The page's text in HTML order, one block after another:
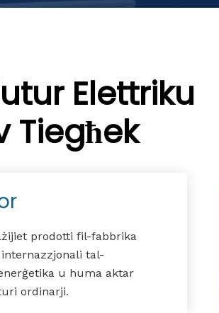
Elettriku
Tiegħek
prodotti fil-fabbrika
tal-
u huma aktar
ordinarji.